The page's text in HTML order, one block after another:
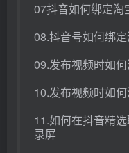
07抖音如何绑定淘
08.抖音号如何绑
09.发布视频时如
10.发布视频时如
11.如何在抖音精
录屏